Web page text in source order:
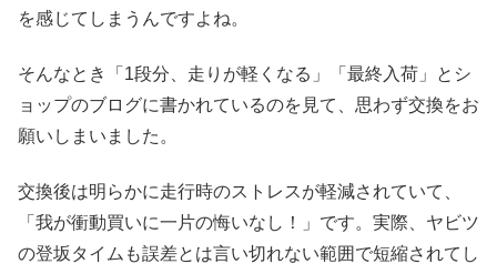
を感じてしまうんですよね。
そんなとき「1段分、走りが軽くなる」「最終入荷」とシ
ョップのブログに書かれているのを見て、思わず交換をお
願いしまいました。
交換後は明らかに走行時のストレスが軽減されていて、
「我が衝動買いに一片の悔いなし！」です。実際、ヤビツ
の登坂タイムも誤差とは言い切れない範囲で短縮されてし